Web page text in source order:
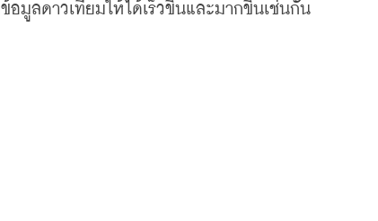
อมูลดาวเทียมให้ได้เร็วขึ้นและมากขึ้นเช่นกัน